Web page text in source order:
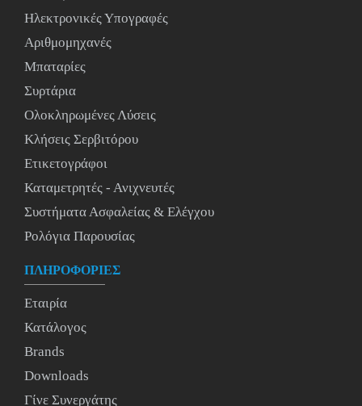
Ηλεκτρονικές Υπογραφές
Αριθμομηχανές
Μπαταρίες
Συρτάρια
Ολοκληρωμένες Λύσεις
Κλήσεις Σερβιτόρου
Ετικετογράφοι
Καταμετρητές - Ανιχνευτές
Συστήματα Ασφαλείας & Ελέγχου
Ρολόγια Παρουσίας
ΠΛΗΡΟΦΟΡΙΕΣ
Εταιρία
Κατάλογος
Brands
Downloads
Γίνε Συνεργάτης